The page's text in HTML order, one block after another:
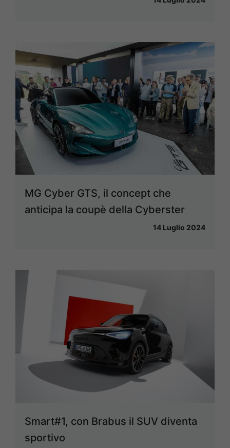
MG Cyber GTS, il concept che
anticipa la coupè della Cyberster
14 Luglio 2024
Smart#1, con Brabus il SUV diventa
sportivo